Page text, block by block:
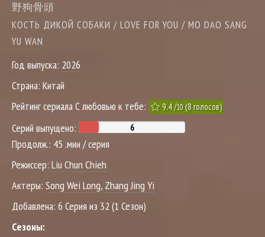
野狗骨頭
КОСТЬ ДИКОЙ СОБАКИ / LOVE FOR YOU / MO DAO SANG
YU WAN
Год выпуска: 2026
Страна: Китай
Рейтинг сериала С любовью к тебе:
9.4/10(8голосов)
Серий выпущено:
Продолж.: 45 .мин / серия
Режиссер: Liu Chun Chieh
Актеры: Song Wei Long, Zhang Jing Yi
Добавлена: 6 Серия из 32 (1 Сезон)
Сезоны: